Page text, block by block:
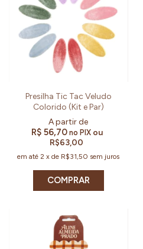
Presilha Tic Tac Veludo
Colorido (Kit e Par)
R$ 56,70 no PIX ou
R$63,00
em até2 xde R$31,50 sem juros
COMPRAR